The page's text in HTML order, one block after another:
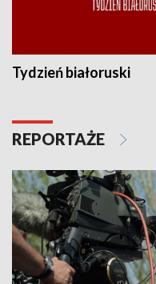
Tydzień białoruski
REPORTAŻE